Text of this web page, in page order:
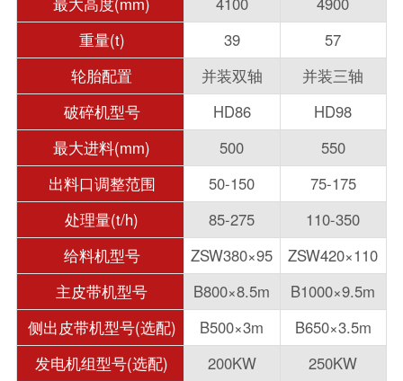
重量(t)
39
57
轮胎配置
并装双轴
并装三轴
破碎机型号
HD86
HD98
最大进料(mm)
500
550
出料口调整范围
50-150
75-175
处理量(t/h)
85-275
110-350
给料机型号
ZSW380×95
ZSW420×110
主皮带机型号
B800×8.5m
B1000×9.5m
侧出皮带机型号(选配)
B500×3m
B650×3.5m
发电机组型号(选配)
200KW
250KW